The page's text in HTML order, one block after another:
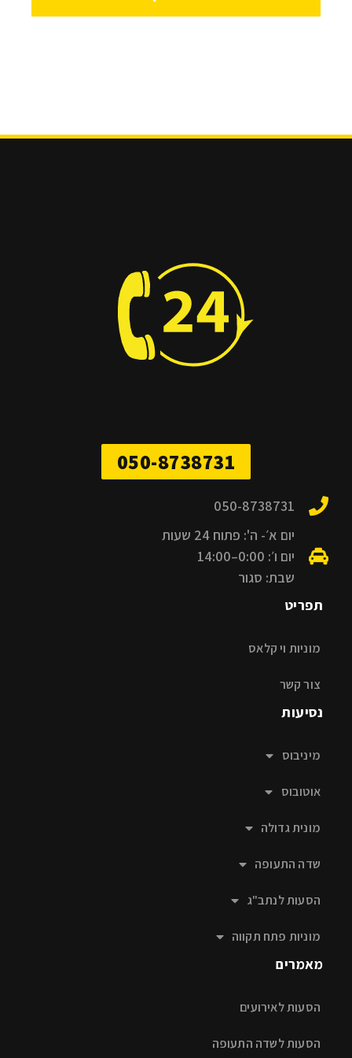
050-8738731
050-8738731
יום א׳- ה': פתוח 24 שעות
יום ו׳: 0:00–14:00
שבת: סגור
תפריט
מוניות וי קלאס
צור קשר
נסיעות
מיניבוס
אוטובוס
מונית גדולה
שדה התעופה
הסעות לנתב"ג
מוניות פתח תקווה
מאמרים
הסעות לאירועים
הסעות לשדה התעופה